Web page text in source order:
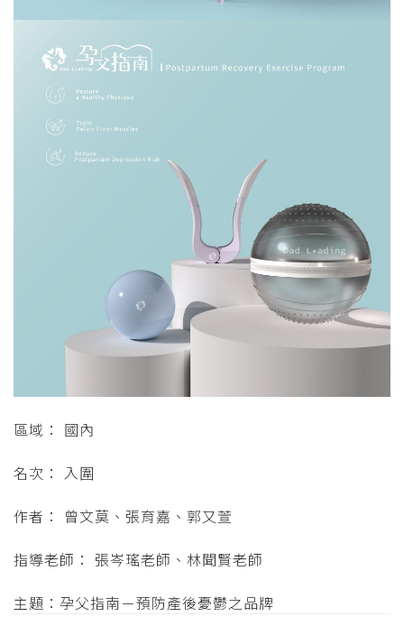
區域： 國內
名次： 入圍
作者： 曾文莫、張育嘉、郭又萱
指導老師： 張岑瑤老師、林聞賢老師
主題：孕父指南－預防產後憂鬱之品牌